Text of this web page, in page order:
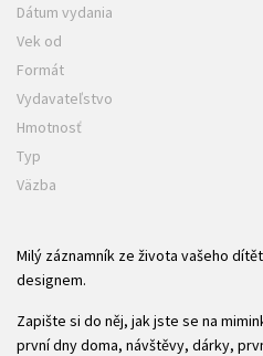
Dátum vydania
Vek od
Formát
Vydavateľstvo
Hmotnosť
Typ
Väzba
Milý záznamník ze života vašeho
designem.
Zapište si do něj, jak jste se na
první dny doma, návštěvy, dárky,